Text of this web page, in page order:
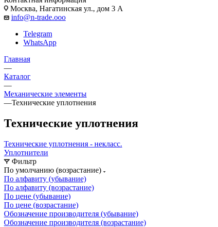
Москва, Нагатинская ул., дом 3 А
info@n-trade.ooo
Telegram
WhatsApp
Главная
—
Каталог
—
Механические элементы
—Технические уплотнения
Технические уплотнения
Технические уплотнения - некласс.
Уплотнители
Фильтр
По умолчанию (возрастание)
По алфавиту (убывание)
По алфавиту (возрастание)
По цене (убывание)
По цене (возрастание)
Обозначение производителя (убывание)
Обозначение производителя (возрастание)